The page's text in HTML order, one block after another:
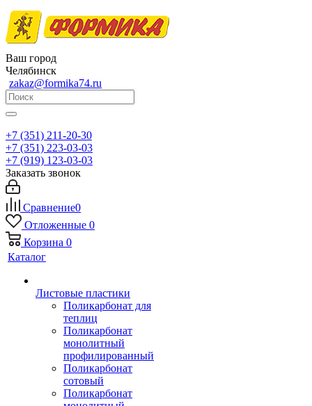
Ваш город
Челябинск
zakaz@formika74.ru
+7 (351) 211-20-30
+7 (351) 223-03-03
+7 (919) 123-03-03
Заказать звонок
Сравнение0
Отложенные 0
Корзина 0
Каталог
Листовые пластики
Поликарбонат для
теплиц
Поликарбонат
монолитный
профилированный
Поликарбонат
сотовый
Поликарбонат